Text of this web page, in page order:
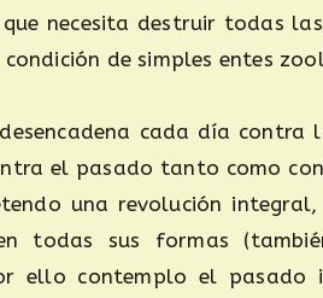
necesita destruir todas
de simples entes
desencadena cada día
el pasado tanto como
una revolución
todas sus formas
ello contemplo el